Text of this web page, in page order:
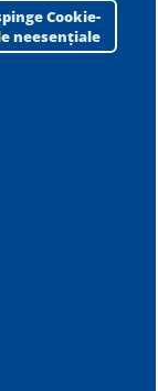
Cookie-
neesențiale